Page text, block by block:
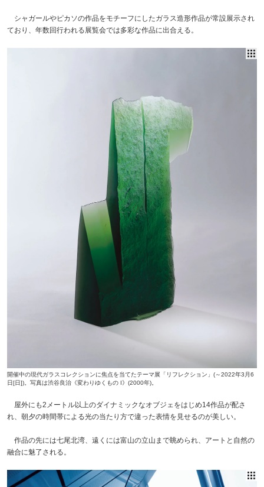
シャガールやピカソの作品をモチーフにしたガラス造形作品が常設展示され
ており、年数回行われる展覧会では多彩な作品に出合える。
開催中の現代ガラスコレクションに焦点を当てたテーマ展「リフレクション」(～2022年3月6
日[日])。写真は渋谷良治《変わりゆくもの I》(2000年)。
屋外にも2メートル以上のダイナミックなオブジェをはじめ14作品が配さ
れ、朝夕の時間帯による光の当たり方で違った表情を見せるのが美しい。
作品の先には七尾北湾、遠くには富山の立山まで眺められ、アートと自然の
融合に魅了される。